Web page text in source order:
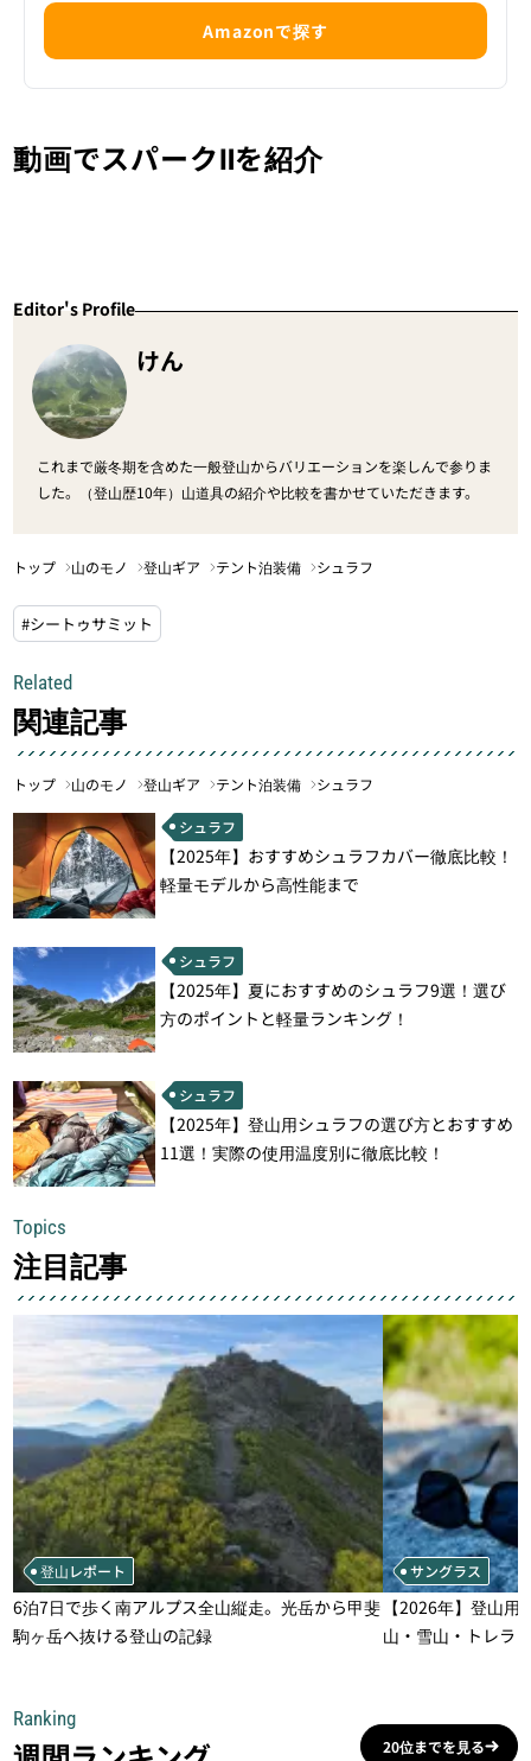
Amazonで探す
動画でスパークⅡを紹介
Editor's Profile
けん
これまで厳冬期を含めた一般登山からバリエーションを楽しんで参りま
した。（登山歴10年）山道具の紹介や比較を書かせていただきます。
トップ 山のモノ 登山ギア テント泊装備 シュラフ
#シートゥサミット
Related
関連記事
トップ 山のモノ 登山ギア テント泊装備 シュラフ
シュラフ
【2025年】おすすめシュラフカバー徹底比較！
軽量モデルから高性能まで
シュラフ
【2025年】夏におすすめのシュラフ9選！選び
方のポイントと軽量ランキング！
シュラフ
【2025年】登山用シュラフの選び方とおすすめ
11選！実際の使用温度別に徹底比較！
Topics
注目記事
登山レポート
6泊7日で歩く南アルプス全山縦走。光岳から甲斐
駒ヶ岳へ抜ける登山の記録
サングラス
【2026年】登山
山・雪山・トレラ
Ranking
20位までを見る